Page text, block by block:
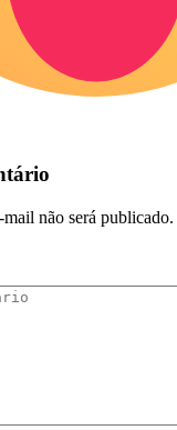
não será publicado.